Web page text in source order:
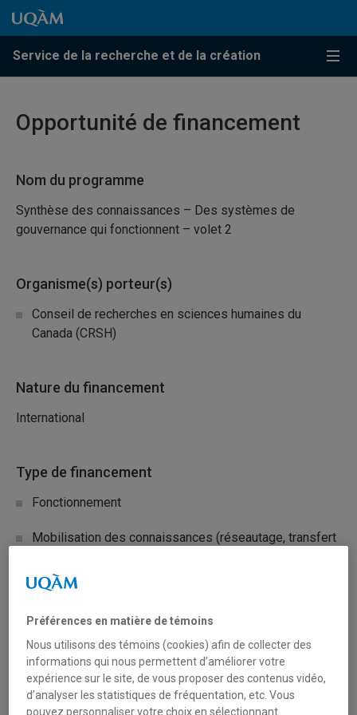
Passer au contenu
Accéder au menu principal
Accéder à la recherche
Passer au contenu
Accéder au menu principal
Service de la recherche et de la création
Menu
Opportunité de financement
Nom du programme
Synthèse des connaissances – Des systèmes de
gouvernance qui fonctionnent – volet 2
Organisme(s) porteur(s)
Conseil de recherches en sciences humaines du
Canada (CRSH)
Nature du financement
International
Type de financement
Fonctionnement
Mobilisation des connaissances (réseautage, transfert
Sciences humaines et sociales
Description du programme
Préférences en matière de témoins
Nous utilisons des témoins (cookies) afin de collecter des
informations qui nous permettent d’améliorer votre
expérience sur le site, de vous proposer des contenus vidéo,
d’analyser les statistiques de fréquentation, etc. Vous
pouvez personnaliser votre choix en sélectionnant